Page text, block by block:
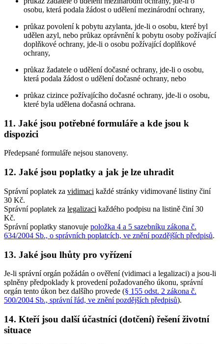
osobu, která podala žádost o udělení mezinárodní ochrany,
průkaz povolení k pobytu azylanta, jde-li o osobu, které byl
udělen azyl, nebo průkaz oprávnění k pobytu osoby požívající
doplňkové ochrany, jde-li o osobu požívající doplňkové
ochrany,
průkaz žadatele o udělení dočasné ochrany, jde-li o osobu,
která podala žádost o udělení dočasné ochrany, nebo
průkaz cizince požívajícího dočasné ochrany, jde-li o osobu,
které byla udělena dočasná ochrana.
11. Jaké jsou potřebné formuláře a kde jsou k
dispozici
Předepsané formuláře nejsou stanoveny.
12. Jaké jsou poplatky a jak je lze uhradit
Správní poplatek za vidimaci každé stránky vidimované listiny činí
30 Kč.
Správní poplatek za legalizaci každého podpisu na listině činí 30
Kč.
Správní poplatky stanovuje položka 4 a 5 sazebníku zákona č.
634/2004 Sb., o správních poplatcích, ve znění pozdějších předpisů.
13. Jaké jsou lhůty pro vyřízení
Je-li správní orgán požádán o ověření (vidimaci a legalizaci) a jsou-li
splněny předpoklady k provedení požadovaného úkonu, správní
orgán tento úkon bez dalšího provede (§ 155 odst. 2 zákona č.
500/2004 Sb., správní řád, ve znění pozdějších předpisů).
14. Kteří jsou další účastníci (dotčení) řešení životní
situace